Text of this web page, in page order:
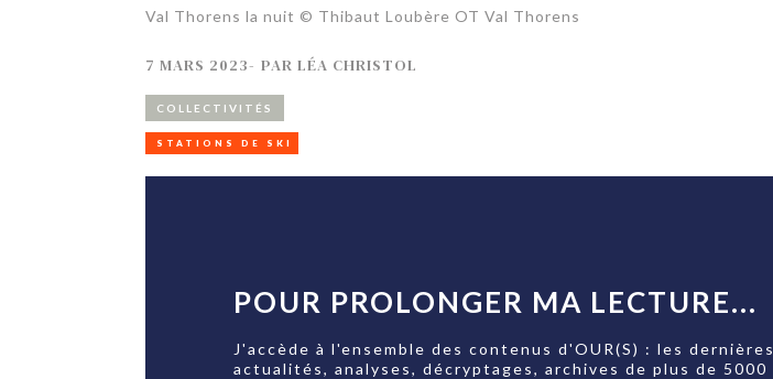
Val Thorens la nuit © Thibaut Loubère OT Val Thorens
7 MARS 2023- PARLÉA CHRISTOL
COLLECTIVITÉS
STATIONS DE SKI
POUR PROLONGER MA LECTURE...
J'accède à l'ensemble des contenus d'OUR(S) : les dernières
actualités, analyses, décryptages, archives de plus de 5000